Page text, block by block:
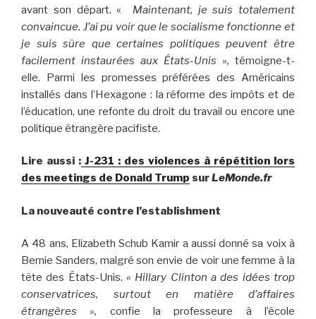
avant son départ. «
Maintenant, je suis totalement
convaincue. J’ai pu voir que le socialisme fonctionne et
je suis sûre que certaines politiques peuvent être
facilement instaurées aux États-Unis », témoigne-t-
elle. Parmi les promesses préférées des Américains
installés dans l’Hexagone : la réforme des impôts et de
l’éducation, une refonte du droit du travail ou encore une
politique étrangère pacifiste.
Lire aussi : J-231 : des violences à répétition lors
des meetings de Donald Trump surLeMonde.fr
La nouveauté contre l’establishment
A 48 ans, Elizabeth Schub Kamir a aussi donné sa voix à
Bernie Sanders, malgré son envie de voir une femme à la
tête des États-Unis. « Hillary Clinton a des idées trop
conservatrices, surtout en matière d’affaires
étrangères », confie la professeure à l’école